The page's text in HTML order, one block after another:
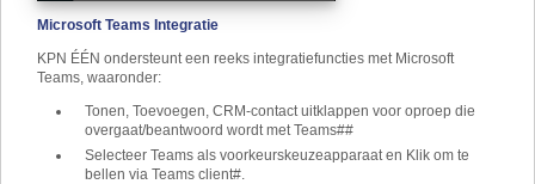
Microsoft Teams Integratie
KPN ÉÉN ondersteunt een reeks integratiefuncties met Microsoft
Teams, waaronder:
Tonen, Toevoegen, CRM-contact uitklappen voor oproep die
overgaat/beantwoord wordt met Teams##
Selecteer Teams als voorkeurskeuzeapparaat en Klik om te
bellen via Teams client#.